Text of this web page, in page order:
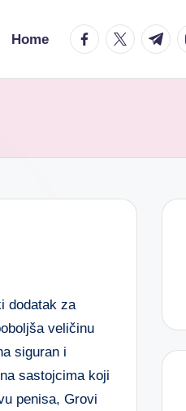
Home
dodatak za
veličinu
siguran i
sastojcima koji
penisa, Grovi